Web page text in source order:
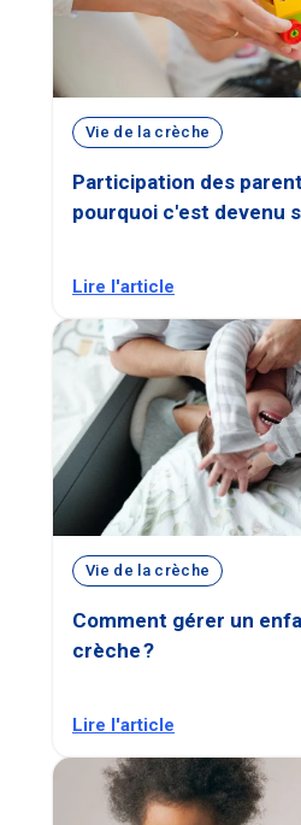
Vie de la crèche
Participation des
pourquoi c'est devenu
Lire l'article
Vie de la crèche
Comment gérer un
crèche ?
Lire l'article